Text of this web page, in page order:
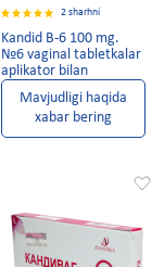
2 sharhni
Kandid B-6 100 mg.
№6 vaginal tabletkalar
aplikator bilan
Mavjudligi haqida
xabar bering